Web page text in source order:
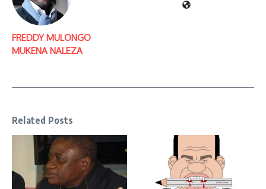
FREDDY MULONGO
MUKENA NALEZA
Related Posts